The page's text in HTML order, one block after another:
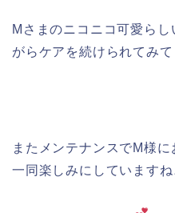
Mさまのニコニコ可愛ら
がらケアを続けられてみ
またメンテナンスでM様
一同楽しみにしていますね